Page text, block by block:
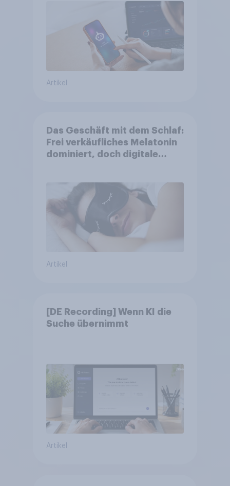
Artikel
Das Geschäft mit dem Schlaf:
Frei verkäufliches Melatonin
dominiert, doch digitale
Artikel
[DE Recording] Wenn KI die
Suche übernimmt
Artikel